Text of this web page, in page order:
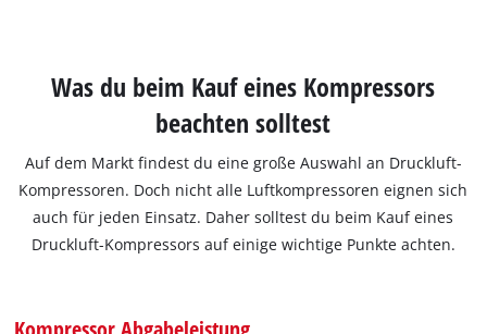
Was du beim Kauf eines Kompressors
beachten solltest
Auf dem Markt findest du eine große Auswahl an Druckluft-
Kompressoren. Doch nicht alle Luftkompressoren eignen sich
auch für jeden Einsatz. Daher solltest du beim Kauf eines
Druckluft-Kompressors auf einige wichtige Punkte achten.